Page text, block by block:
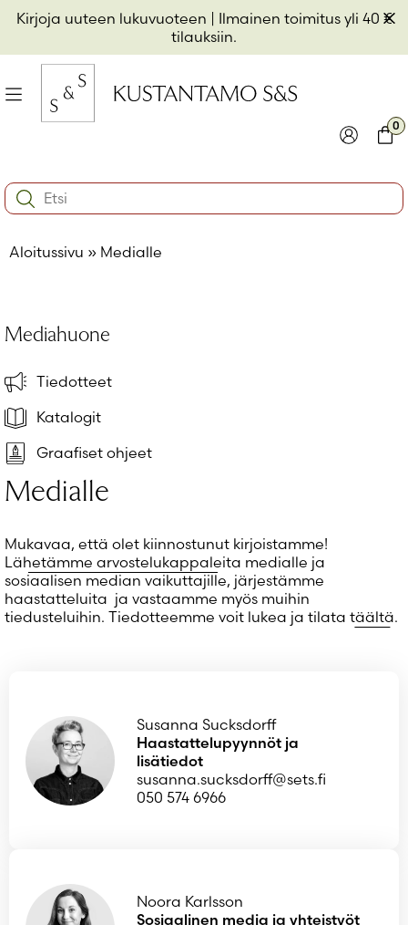
Kirjoja uuteen lukuvuoteen | Ilmainen toimitus yli 40 €
tilauksiin.
Hyppää
sisältöön
Valikko
Muista minut
Salasana unohtunut?
Eikö sinulla ole tiliä?
Luo uusi tili
0
Search:
Aloitussivu » Medialle
Mediahuone
Tiedotteet
Katalogit
Graafiset ohjeet
Medialle
Mukavaa, että olet kiinnostunut kirjoistamme!
Lähetämme arvostelukappaleita medialle ja
sosiaalisen median vaikuttajille, järjestämme
haastatteluita ja vastaamme myös muihin
tiedusteluihin. Tiedotteemme voit lukea ja tilata täältä.
Susanna Sucksdorff
Haastattelupyynnöt ja
lisätiedot
susanna.sucksdorff@sets.fi
050 574 6966
Noora Karlsson
Sosiaalinen media ja yhteistyöt